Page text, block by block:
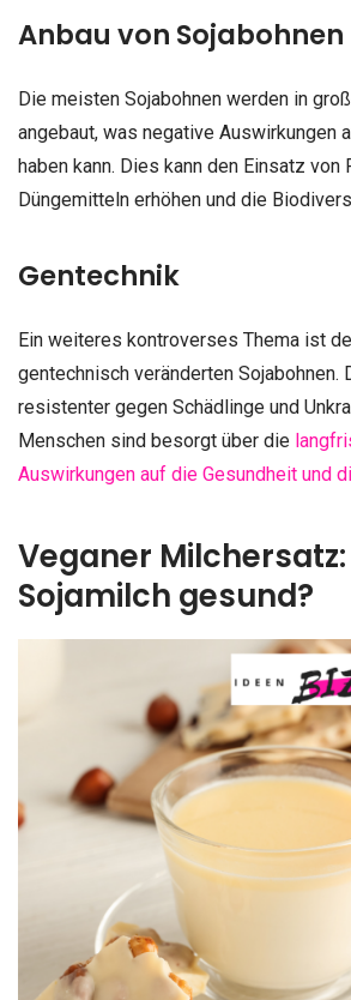
Anbau von Sojabohnen
Die meisten Sojabohnen werden in
angebaut, was negative Auswirkungen
haben kann. Dies kann den Einsatz
Düngemitteln erhöhen und die
Gentechnik
Ein weiteres kontroverses Thema ist
gentechnisch veränderten Sojabohnen.
resistenter gegen Schädlinge und
Menschen sind besorgt über die
Auswirkungen auf die Gesundheit und
Veganer
Sojamilch gesund?